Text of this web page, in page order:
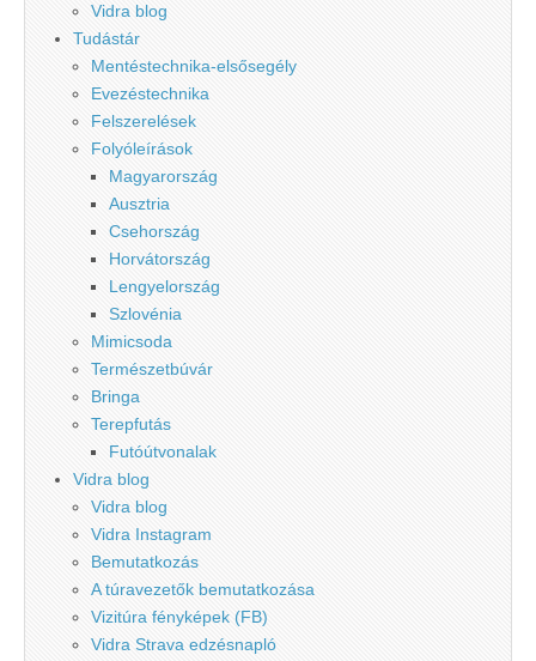
Vidra blog
Tudástár
Mentéstechnika-elsősegély
Evezéstechnika
Felszerelések
Folyóleírások
Magyarország
Ausztria
Csehország
Horvátország
Lengyelország
Szlovénia
Mimicsoda
Természetbúvár
Bringa
Terepfutás
Futóútvonalak
Vidra blog
Vidra blog
Vidra Instagram
Bemutatkozás
A túravezetők bemutatkozása
Vizitúra fényképek (FB)
Vidra Strava edzésnapló